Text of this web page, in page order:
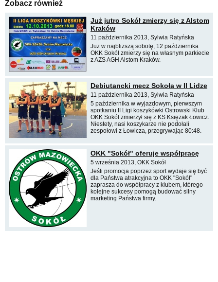
Zobacz również
Już jutro Sokół zmierzy się z Alstom
Kraków
11 października 2013, Sylwia Ratyńska
Już w najbliższą sobotę, 12 października
OKK Sokół zmierzy się na własnym parkiecie
z AZS AGH Alstom Kraków.
Debiutancki mecz Sokoła w II Lidze
11 października 2013, Sylwia Ratyńska
5 października w wyjazdowym, pierwszym
spotkaniu II Ligi koszykówki Ostrowski Klub
OKK Sokół zmierzył się z KS Księżak Łowicz.
Niestety, nasi koszykarze nie podołali
zespołowi z Łowicza, przegrywając 80:48.
OKK "Sokół" oferuje współpracę
5 września 2013, OKK Sokół
Jeśli promocja poprzez sport wydaje się być
dla Państwa atrakcyjna to OKK "Sokół"
zaprasza do współpracy z klubem, którego
kolejne sukcesy pomogą budować silny
marketing Państwa firmy.